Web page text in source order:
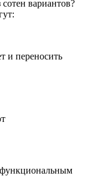
вариантов?
и переносить